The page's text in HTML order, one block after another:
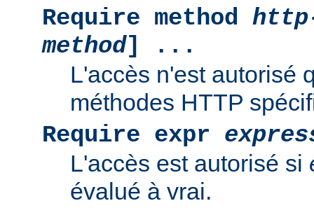
Require method
method] ...
L'accès n'est autorisé
méthodes HTTP
Require expr
L'accès est autorisé si
évalué à vrai.